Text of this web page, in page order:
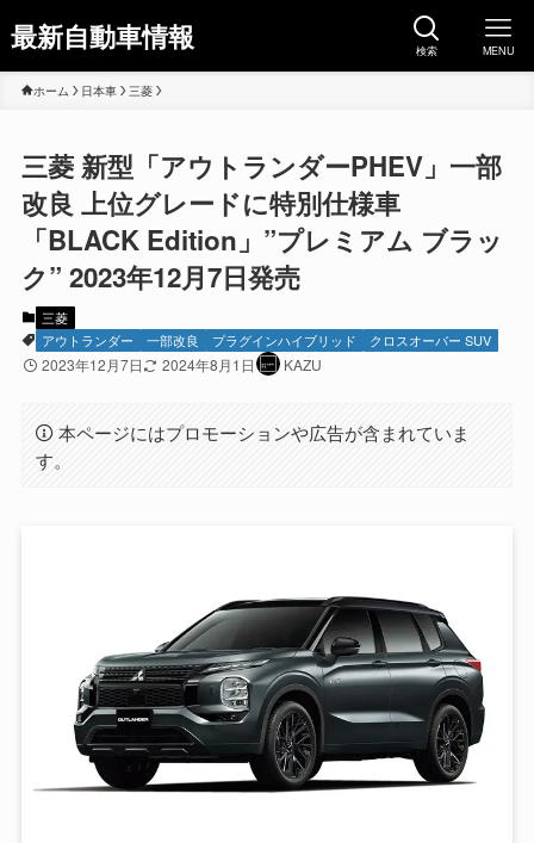
最新自動車情報 検索 MENU
ホーム 日本車 三菱
三菱 新型「アウトランダーPHEV」一部
改良 上位グレードに特別仕様車
「BLACK Edition」”プレミアム ブラッ
ク” 2023年12月7日発売
三菱
アウトランダー
一部改良 プラグインハイブリッド クロスオーバー SUV
2023年12月7日 2024年8月1日 KAZU
本ページにはプロモーションや広告が含まれていま
す。